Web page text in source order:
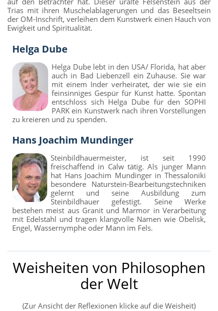
Trias mit ihren Muschelablagerungen und das Beseeltsein
der OM-Inschrift, verleihen dem Kunstwerk einen Hauch von
Ewigkeit und Spiritualität.
Helga Dube
Helga Dube lebt in den USA/ Florida, hat aber
auch in Bad Liebenzell ein Zuhause. Sie war
mit einem Inder verheiratet, der wie sie ein
feinsinniges Gespür für Kunst hatte. Spontan
entschloss sich Helga Dube für den SOPHI
PARK ein Kunstwerk nach ihren Vorstellungen
zu kreieren und zu spenden.
Hans Joachim Mundinger
Steinbildhauermeister, ist seit 1990
freischaffend in Calw tätig. Als junger Mann
hat Hans Joachim Mundinger in Thessaloniki
besondere Naturstein-Bearbeitungstechniken
gelernt und seine Ausbildung zum
Steinbildhauer gefestigt. Seine Werke
bestehen meist aus Granit und Marmor in Verarbeitung
mit Edelstahl und tragen klangvolle Namen wie Obelisk,
Engel, Wassernymphe oder Mann im Fels.
Weisheiten von Philosophen
der Welt
(Zur Ansicht der Reflexionen klicke auf die Weisheit)